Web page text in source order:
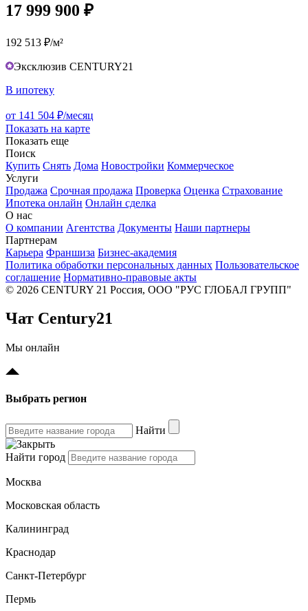
17 999 900 ₽
192 513 ₽/м²
Эксклюзив CENTURY21
В ипотеку
от 141 504 ₽/месяц
Показать на карте
Показать еще
Поиск
Купить Снять Дома Новостройки Коммерческое
Услуги
Продажа Срочная продажа Проверка Оценка Страхование
Ипотека онлайн Онлайн сделка
О нас
О компании Агентства Документы Наши партнеры
Партнерам
Карьера Франшиза Бизнес-академия
Политика обработки персональных данных Пользовательское
соглашение Нормативно-правовые акты
© 2026 CENTURY 21 Россия, ООО "РУС ГЛОБАЛ ГРУПП"
Чат Century21
Мы онлайн
Выбрать регион
Найти
Найти город
Москва
Московская область
Калининград
Краснодар
Санкт-Петербург
Пермь